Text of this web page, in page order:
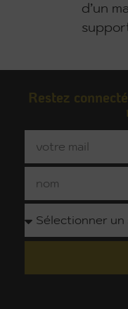
d’un
Restez